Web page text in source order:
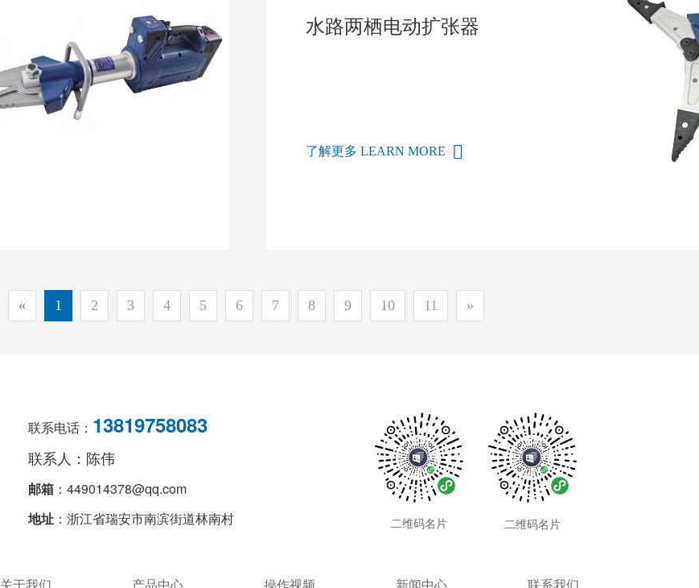
水路两栖电动扩张器
了解更多 LEARN MORE
« 1 2 3 4 5 6 7 8 9 10 11 »
二维码名片
联系电话： 13819758083
联系人：陈伟
邮箱 ：449014378@qq.com
地址 ：浙江省瑞安市南滨街道林南村
关于我们 产品中心 操作视频 新闻中心 联系我们
二维码名片